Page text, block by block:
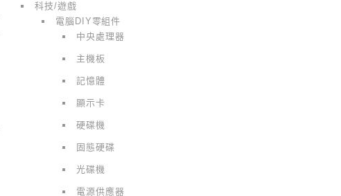
科技/遊戲
電腦DIY零組件
中央處理器
主機板
記憶體
顯示卡
硬碟機
固態硬碟
光碟機
電源供應器